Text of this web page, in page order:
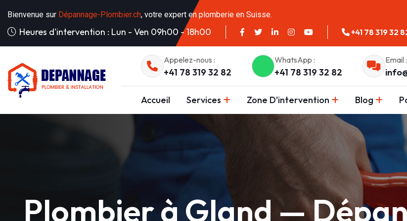
Bienvenue sur Dépannage-Plombier.ch, votre expert en plomberie en Suisse.
Heures d'intervention : Lun - Ven 09h00 - 18h00 +41 78 319 32
Appelez-nous :
+41 78 319 32 82
WhatsApp :
+41 78 319 32 82
Email :
Accueil Services Zone D'intervention Blog
Plombier à Gland —